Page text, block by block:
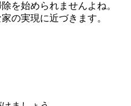
を始められませんよね。
の実現に近づきます。